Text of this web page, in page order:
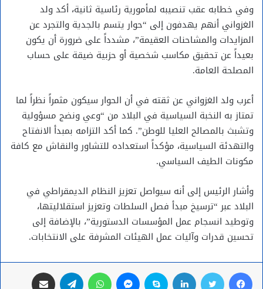
وفي خطابه عقب تنصيبه لمأمورية رئاسية ثانية، أكد ولد
الغزواني أنهم يهدفون إلى “حوار يتسم بالجدية والتجرد عن
المزايدات والمشاحنات العقيمة”، مشدداً على ضرورة أن يكون
بعيداً عن تحقيق مكاسب شخصية أو حزبية ضيقة على حساب
المصلحة العامة.
أعرب ولد الغزواني عن ثقته في أن الحوار سيكون مثمراً نظراً لما
تمتاز به النخبة السياسية في البلاد من “وعي ونضج مسؤولية
وتشبث بالمصالح العليا للوطن”. كما أكد التزامه بمبدأ الانفتاح
والتهدئة السياسية، مؤكداً استعداده للتشاور والنقاش مع كافة
مكونات الطيف السياسي.
وأشار الرئيس إلى أنه سيواصل تعزيز النظام الديمقراطي في
البلاد عبر “ترسيخ مبدأ فصل السلطات وتعزيز استقلاليتها،
وتوطيد انسجام عمل المؤسسات الدستورية”، بالإضافة إلى
تحسين قدرات وآليات عمل الهيئات المشرفة على الانتخابات.
فيسبوك تويتر لينكدإن سكايب ماسنجر واتساب تيلقرام